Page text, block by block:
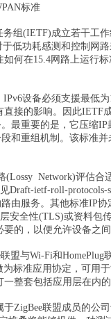
标准
(IETF)成立若干工
低功耗感测和控制网
何在15.4网路上运行
设备必须支援最低为
接的影响。因此IETF
最重要的是，它压缩
和重组机制。该标准
Network)评估合
Draft-ietf-roll-
由服务。其他标准IP
安全性(TLS)或资料
的，以便允许设备之
与Wi-Fi和HomePlug
标准应用协定，可用
整套包括应用层在内
联盟成员的公